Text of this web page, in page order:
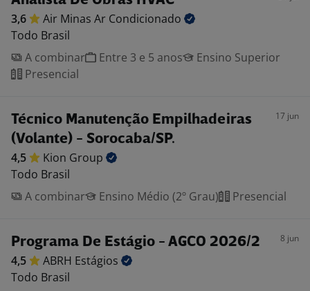
3,6 Air Minas Ar Condicionado
Todo Brasil
A combinar
Entre 3 e 5 anos
Ensino Superior
Presencial
Técnico Manutenção Empilhadeiras
(Volante) - Sorocaba/SP.
17 jun
4,5 Kion Group
Todo Brasil
A combinar
Ensino Médio (2º Grau) Presencial
Programa De Estágio - AGCO 2026/2 8 jun
4,5 ABRH Estágios
Todo Brasil